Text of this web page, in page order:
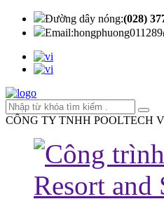
Đường dây nóng:(028)
Email:
CÔNG TY TNHH POOLTECH